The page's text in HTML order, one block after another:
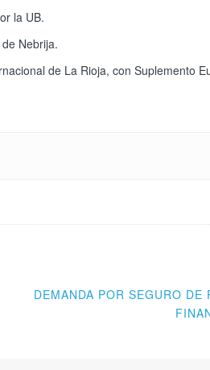
la UB.
Nebrija.
de La Rioja, con Suplemento
DEMANDA POR SEGURO DE